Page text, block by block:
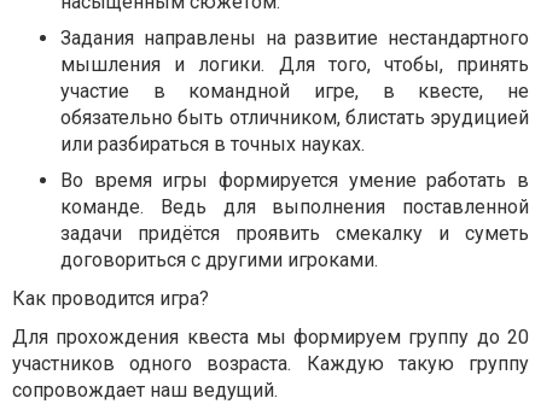
Задания направлены на развитие нестандартного
мышления и логики. Для того, чтобы, принять
участие в командной игре, в квесте, не
обязательно быть отличником, блистать эрудицией
или разбираться в точных науках.
Во время игры формируется умение работать в
команде. Ведь для выполнения поставленной
задачи придётся проявить смекалку и суметь
договориться с другими игроками.
Как проводится игра?
Для прохождения квеста мы формируем группу до 20
участников одного возраста. Каждую такую группу
сопровождает наш ведущий.